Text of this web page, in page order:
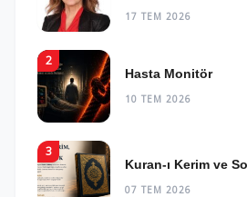
Oldu!
17 TEM 2026
2
Hasta Monitör
10 TEM 2026
3
Kuran-ı Kerim ve
07 TEM 2026